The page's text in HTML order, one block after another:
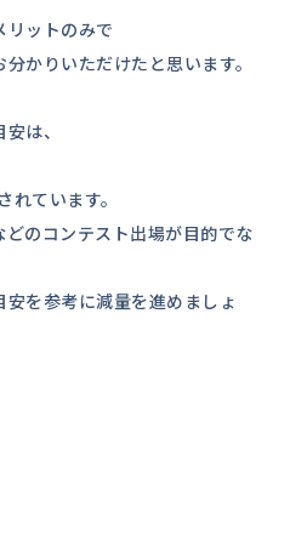
リットのみで
かりいただけたと思います。
は、
います。
のコンテスト出場が目的でな
を参考に減量を進めましょ